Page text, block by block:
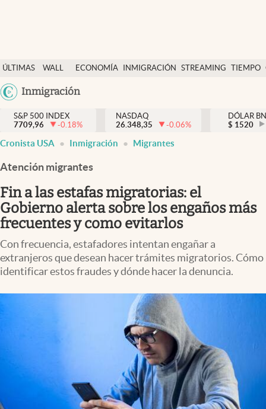
ÚLTIMAS
NOTICIAS
WALL
Y
DÓLAR
ECONOMÍA INMIGRACIÓN STREAMING TIEMPO
México
Inmigración
Finanzas y economía
Wall Street y dólar
Inmigración
Espiritual
Streaming
PC y mobile
Lifestyle
S&P 500 INDEX
7709,96
-0.18%
NASDAQ
26.348,35
-0.06%
DÓLAR
$ 1520
Cronista USA Inmigración Migrantes
Atención migrantes
Fin a las estafas migratorias: el
Gobierno alerta sobre los engaños más
frecuentes y como evitarlos
Con frecuencia, estafadores intentan engañar a
extranjeros que desean hacer trámites migratorios. Cómo
identificar estos fraudes y dónde hacer la denuncia.